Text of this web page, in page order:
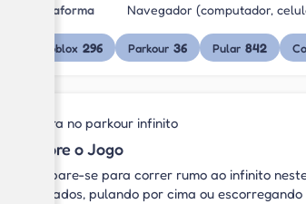
Plataforma
Navegador (computador,
Roblox 296 Parkour 36 Pular 842
Corra no parkour infinito
Sobre o Jogo
Prepare-se para correr rumo ao infinito
telhados, pulando por cima ou